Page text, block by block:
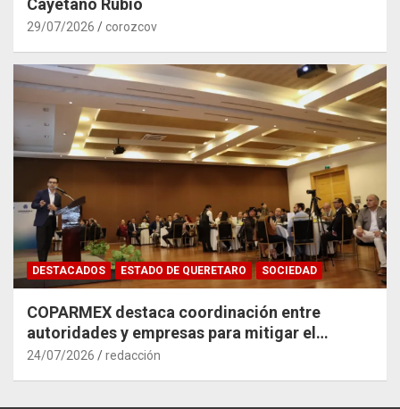
Cayetano Rubio
29/07/2026 corozcov
DESTACADOS ESTADO DE QUERETARO SOCIEDAD
COPARMEX destaca coordinación entre
autoridades y empresas para mitigar el
impacto del Tren México–Querétaro
24/07/2026 redacción